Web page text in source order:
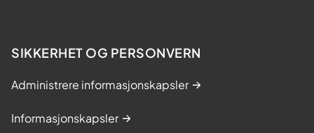
SIKKERHET OG PERSONVERN
Administrere informasjonskapsler
Informasjonskapsler